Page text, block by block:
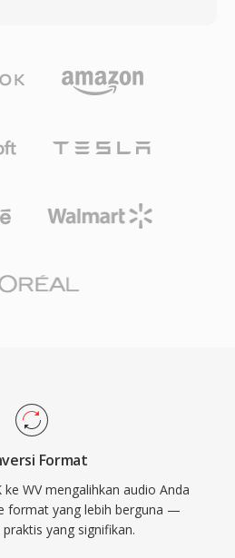
dibaca dari C, Python,
beberapa baris I/O biner.
integrasi erat dengan
yang menghilangkan
dan adopsi yang luas dalam
arsip menyimpan
32-bit dan 32-bit floating
rate hingga 768 kHz —
oleh WavPack
dengan FLAC dan sering
lisensi BSD dan telah
foobar2000, VLC,
tool lainnya. WavPack
yang kaya melalui
tertanam, dan nilai
kebutuhan organisasi
Format
WV mengalihkan audio Anda
format yang lebih berguna —
yang signifikan.